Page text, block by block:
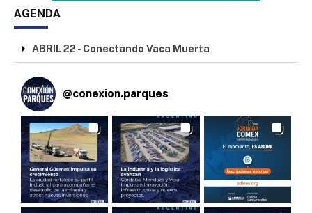
AGENDA
ABRIL 22 - Conectando Vaca Muerta
@conexion.parques